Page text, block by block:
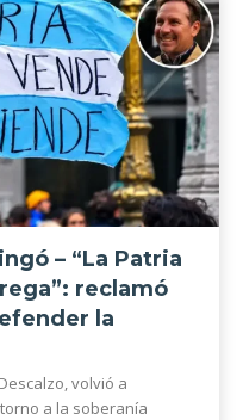
– “La Patria
reclamó
la
volvió a
a la soberanía